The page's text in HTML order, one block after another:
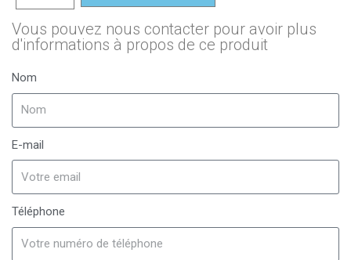
Vous pouvez nous contacter pour avoir plus
d'informations à propos de ce produit
Nom
E-mail
Téléphone